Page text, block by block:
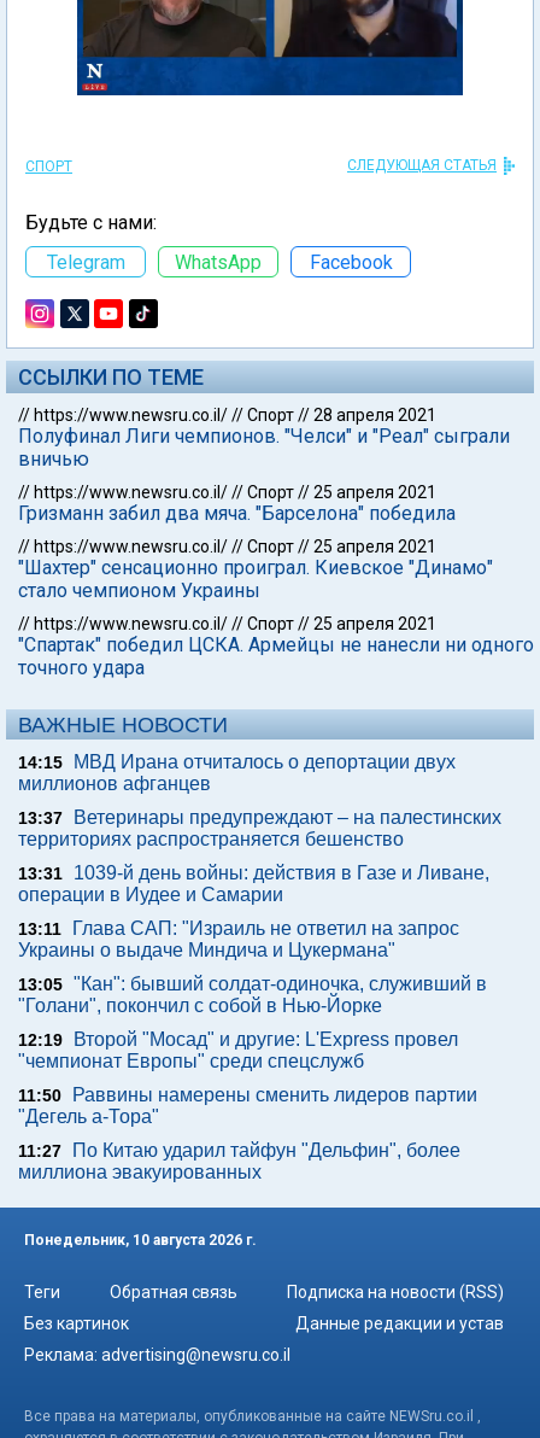
СПОРТ СЛЕДУЮЩАЯ СТАТЬЯ
Будьте с нами:
Telegram
WhatsApp Facebook
ССЫЛКИ ПО ТЕМЕ
// https://www.newsru.co.il///Спорт//28 апреля 2021
Полуфинал Лиги чемпионов. "Челси" и "Реал" сыграли
вничью
// https://www.newsru.co.il///Спорт//25 апреля 2021
Гризманн забил два мяча. "Барселона" победила
// https://www.newsru.co.il///Спорт//25 апреля 2021
"Шахтер" сенсационно проиграл. Киевское "Динамо"
стало чемпионом Украины
// https://www.newsru.co.il///Спорт//25 апреля 2021
"Спартак" победил ЦСКА. Армейцы не нанесли ни одного
точного удара
ВАЖНЫЕ НОВОСТИ
14:15
МВД Ирана отчиталось о депортации двух
миллионов афганцев
13:37
Ветеринары предупреждают – на палестинских
территориях распространяется бешенство
13:31
1039-й день войны: действия в Газе и Ливане,
операции в Иудее и Самарии
13:11
Глава САП: "Израиль не ответил на запрос
Украины о выдаче Миндича и Цукермана"
13:05 "Кан": бывший солдат-одиночка, служивший в
"Голани", покончил с собой в Нью-Йорке
12:19
Второй "Мосад" и другие: L'Express провел
"чемпионат Европы" среди спецслужб
11:50
Раввины намерены сменить лидеров партии
"Дегель а-Тора"
11:27
По Китаю ударил тайфун "Дельфин", более
миллиона эвакуированных
Понедельник, 10 августа 2026 г.
Теги Обратная связь
Подписка на новости (RSS)
Без картинок
Данные редакции и устав
Реклама: advertising@newsru.co.il
Все права на материалы, опубликованные на сайте NEWSru.co.il ,